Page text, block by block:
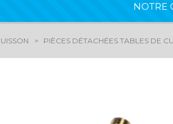
NOTRE
PIÈCES DÉTACHÉES TABLES DE